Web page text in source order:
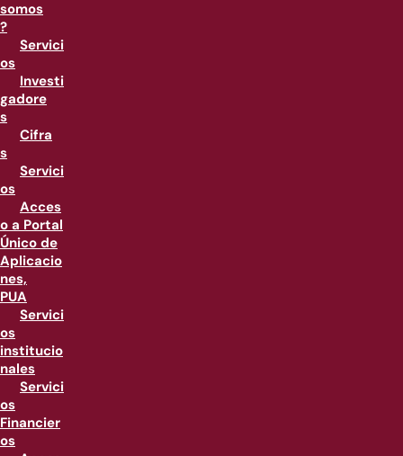
somos
?
Servici
os
Investi
gadore
s
Cifra
s
Servici
os
Acces
o a Portal
Único de
Aplicacio
nes,
PUA
Servici
os
institucio
nales
Servici
os
Financier
os